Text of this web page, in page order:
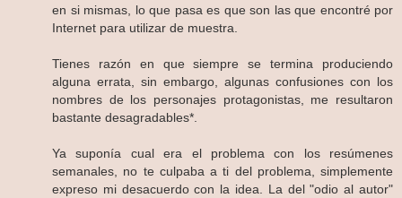
en si mismas, lo que pasa es que son las que encontré por
Internet para utilizar de muestra.
Tienes razón en que siempre se termina produciendo
alguna errata, sin embargo, algunas confusiones con los
nombres de los personajes protagonistas, me resultaron
bastante desagradables*.
Ya suponía cual era el problema con los resúmenes
semanales, no te culpaba a ti del problema, simplemente
expreso mi desacuerdo con la idea. La del "odio al autor"